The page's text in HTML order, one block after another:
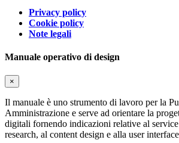
Privacy policy
Cookie policy
Note legali
Manuale operativo di design
×
Il manuale è uno strumento di lavoro per la
Amministrazione e serve ad orientare la
digitali fornendo indicazioni relative al
research, al content design e alla user